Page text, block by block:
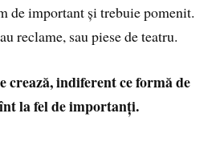
de important și trebuie pomenit.
reclame, sau piese de teatru.
indiferent ce formă de
la fel de importanți.